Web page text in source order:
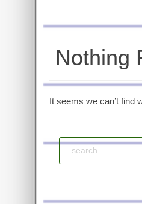
Nothing
It seems we can’t find